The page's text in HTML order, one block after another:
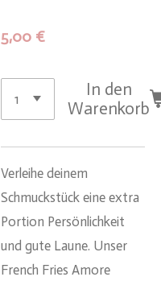
5,00 €
In den
Warenkorb
Verleihe deinem
Schmuckstück eine extra
Portion Persönlichkeit
und gute Laune. Unser
French Fries Amore